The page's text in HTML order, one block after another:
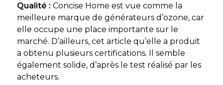
Qualité : Concise Home est vue comme la
meilleure marque de générateurs d’ozone, car
elle occupe une place importante sur le
marché. D’ailleurs, cet article qu’elle a produit
a obtenu plusieurs certifications. Il semble
également solide, d’après le test réalisé par les
acheteurs.